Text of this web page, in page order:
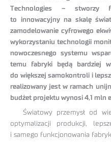
Technologies – stworzy
to innowacyjny na skalę
zamodelowanie cyfrowego
wykorzystaniu technologii
nowoczesnego systemu
temu fabryki będą bardziej
do większej samokontroli i
realizowany jest w ramach
budżet projektu wynosi 4,1 mln
Światowy przemysł od
optymalizacji produkcji,
i samego funkcjonowania